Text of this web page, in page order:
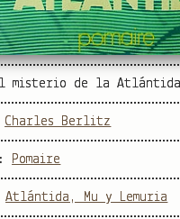
misterio de la Atlántida
Charles Berlitz
Pomaire
Atlántida, Mu y Lemuria